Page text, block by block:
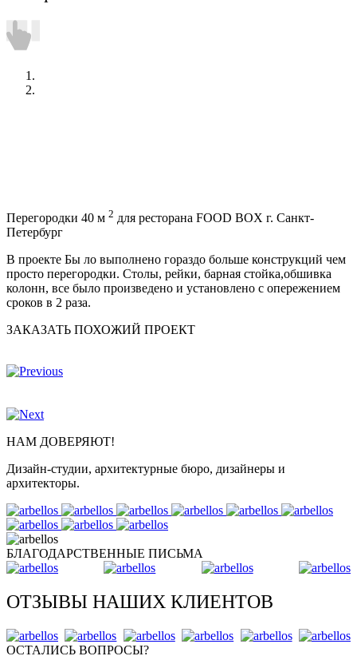
Перегородки 40 м 2 для ресторана FOOD BOX г. Санкт-
Петербург
В проекте Бы ло выполнено гораздо больше конструкций чем
просто перегородки. Столы, рейки, барная стойка,обшивка
колонн, все было произведено и установлено с опережением
сроков в 2 раза.
ЗАКАЗАТЬ ПОХОЖИЙ ПРОЕКТ
НАМ ДОВЕРЯЮТ!
Дизайн-студии, архитектурные бюро, дизайнеры и
архитекторы.
БЛАГОДАРСТВЕННЫЕ ПИСЬМА
ОТЗЫВЫ НАШИХ КЛИЕНТОВ
ОСТАЛИСЬ ВОПРОСЫ?